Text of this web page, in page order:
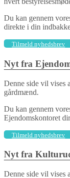
Du kan gennem
direkte i din
Tilmeld nyhedsbrev
Nyt fra
Denne side vil vises
gårdmænd.
Du kan gennem
Ejendomskontoret
Tilmeld nyhedsbrev
Nyt fra
Denne side vil vises